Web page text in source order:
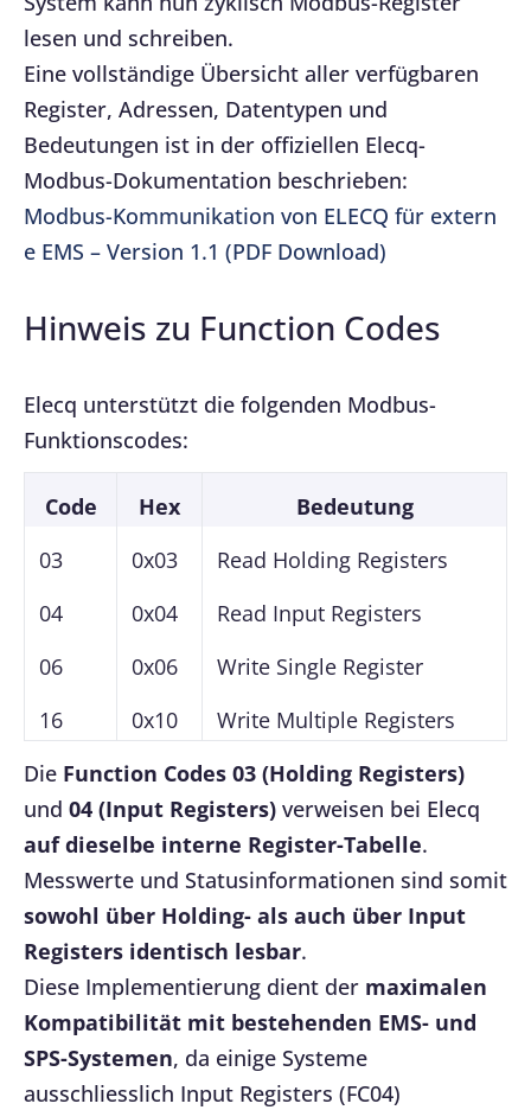
lesen und schreiben.
Eine vollständige Übersicht aller verfügbaren
Register, Adressen, Datentypen und
Bedeutungen ist in der offiziellen Elecq-
Modbus-Dokumentation beschrieben:
Modbus-Kommunikation von ELECQ für extern
e EMS – Version 1.1 (PDF Download)
Hinweis zu Function Codes
Elecq unterstützt die folgenden Modbus-
Funktionscodes:
Code Hex
Bedeutung
03
0x03
Read Holding Registers
04
0x04
Read Input Registers
06
0x06
Write Single Register
16
0x10
Write Multiple Registers
Die Function Codes 03 (Holding Registers)
und 04 (Input Registers) verweisen bei Elecq
auf dieselbe interne Register-Tabelle.
Messwerte und Statusinformationen sind somit
sowohl über Holding- als auch über Input
Registers identisch lesbar.
Diese Implementierung dient der maximalen
Kompatibilität mit bestehenden EMS- und
SPS-Systemen, da einige Systeme
ausschliesslich Input Registers (FC04)